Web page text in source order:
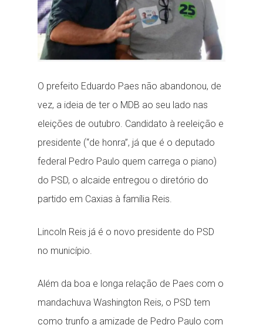
O prefeito Eduardo Paes não abandonou, de
vez, a ideia de ter o MDB ao seu lado nas
eleições de outubro. Candidato à reeleição e
presidente (“de honra”, já que é o deputado
federal Pedro Paulo quem carrega o piano)
do PSD, o alcaide entregou o diretório do
partido em Caxias à família Reis.
Lincoln Reis já é o novo presidente do PSD
no município.
Além da boa e longa relação de Paes com o
mandachuva Washington Reis, o PSD tem
como trunfo a amizade de Pedro Paulo com